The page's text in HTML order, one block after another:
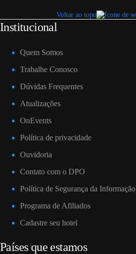
Voltar ao topo
Institucional
Quem Somos
Trabalhe Conosco
Dúvidas Frequentes
Atualizações
OnEvents
Política de privacidade
Ouvidoria
Contato com o DPO
Política de Segurança da Informação
Programa de Afiliados
Cadastre seu hotel
Países que estamos